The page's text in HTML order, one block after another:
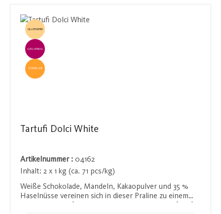
GLUTENFREI
EINZELVERKAUF
TOPSELLER
Tartufi Dolci White
Artikelnummer : 04162
Inhalt: 2 x 1 kg (ca. 71 pcs/kg)
Weiße Schokolade, Mandeln, Kakaopulver und 35 %
Haselnüsse vereinen sich in dieser Praline zu einem